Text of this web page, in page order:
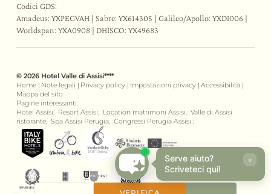
Codici GDS:
Amadeus: YXPEGVAH | Sabre: YX614305 | Galileo/Apollo: YXDI006 |
Worldspan: YXA0908 | DHISCO: YX49683
© 2026 Hotel Valle di Assisi****
Home | Note legali | Privacy policy | Impostazioni privacy | Accessibilità |
Mappa del sito
Pagine interessanti:
Hotel Assisi, Resort Assisi, Location matrimoni Assisi, Valle di Assisi
ristorante, Spa Assisi Perugia, Congressi Perugia Assisi ;
Serve aiuto?
Scriveteci qui!
×